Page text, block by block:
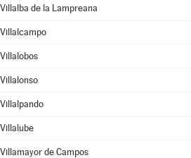
Villalba de la Lampreana
Villalcampo
Villalobos
Villalonso
Villalpando
Villalube
Villamayor de Campos